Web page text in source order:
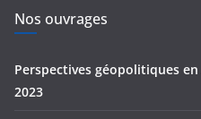
e
s
Nos ouvrages
Perspectives géopolitiques
2023